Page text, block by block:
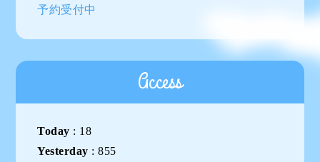
予約受付中
Access
Today : 18
Yesterday :855